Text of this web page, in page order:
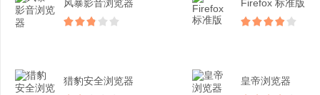
风暴影音浏览器 Firefox 标准版
猎豹安全浏览器 皇帝浏览器